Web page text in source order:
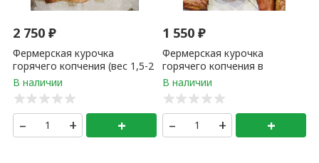
2 750₽
Фермерская курочка
горячего копчения (вес 1,5-2
кг) 1 кг
– + +
1 550₽
Фермерская курочка
горячего копчения в
медовом маринаде (вес 1,5-
2 кг) 1 кг
– + +